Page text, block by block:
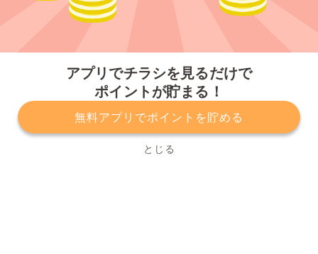
アプリでチラシを見るだけで
ポイントが貯まる！
無料アプリでポイントを貯める
とじる
プライバシーポリシー 利用規約
運営会社
サービスに関してのお問い合わせ